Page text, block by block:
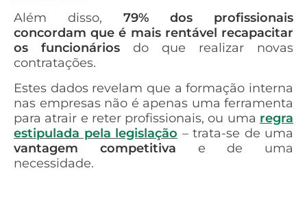
Além disso, 79% dos profissionais
concordam que é mais rentável recapacitar
os funcionários do que realizar novas
contratações.
Estes dados revelam que a formação interna
nas empresas não é apenas uma ferramenta
para atrair e reter profissionais, ou uma regra
estipulada pela legislação – trata-se de uma
vantagem competitiva e de uma
necessidade.